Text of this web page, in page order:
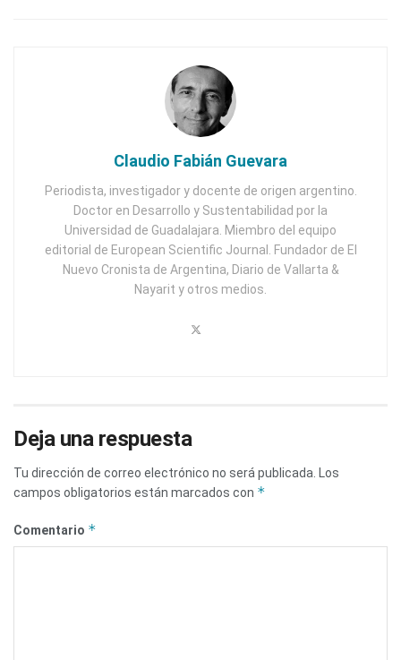
Claudio Fabián Guevara
Periodista, investigador y docente de origen argentino.
Doctor en Desarrollo y Sustentabilidad por la
Universidad de Guadalajara. Miembro del equipo
editorial de European Scientific Journal. Fundador de El
Nuevo Cronista de Argentina, Diario de Vallarta &
Nayarit y otros medios.
Deja una respuesta
Tu dirección de correo electrónico no será publicada. Los
campos obligatorios están marcados con *
Comentario *